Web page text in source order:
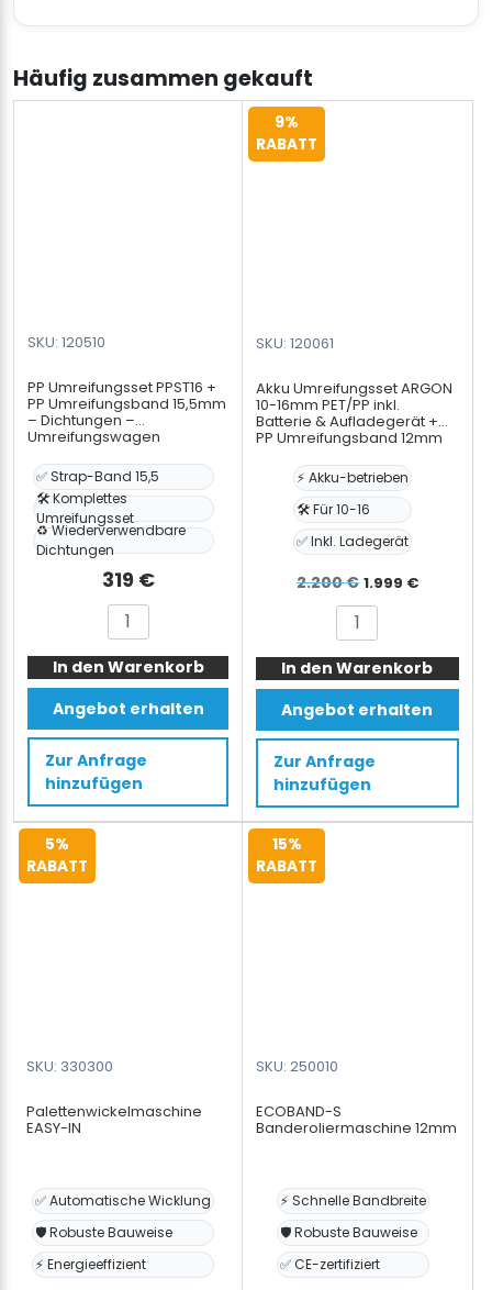
Häufig zusammen gekauft
SKU: 120510
PP Umreifungsset PPST16 +
PP Umreifungsband 15,5mm
– Dichtungen –
Umreifungswagen
✅ Strap-Band 15,5
🛠️ Komplettes
Umreifungsset
♻️ Wiederverwendbare
Dichtungen
319 €
PP
Umreifungsset
PPST16
+
PP
Umreifungsband
15,5mm
-
Dichtungen
Umreifungswagen
In den Warenkorb
Angebot erhalten
Zur Anfrage
hinzufügen
9%
RABATT
SKU: 120061
Akku Umreifungsset ARGON
10-16mm PET/PP inkl.
Batterie & Aufladegerät +
PP Umreifungsband 12mm
⚡ Akku-betrieben
🛠️ Für 10-16
✅ Inkl. Ladegerät
2.200€
Preis
war:
2.200 €
1.999 €
1.999 €.
Akku
Umreifungsset
ARGON
10-
16mm
PET/PP
inkl.
Batterie
&
In den Warenkorb
Angebot erhalten
Zur Anfrage
hinzufügen
5%
RABATT
SKU: 330300
Palettenwickelmaschine
EASY-IN
✅ Automatische Wicklung
🛡️ Robuste Bauweise
⚡ Energieeffizient
15%
RABATT
SKU: 250010
ECOBAND-S
Banderoliermaschine 12mm
⚡ Schnelle Bandbreite
🛡️ Robuste Bauweise
✅ CE-zertifiziert